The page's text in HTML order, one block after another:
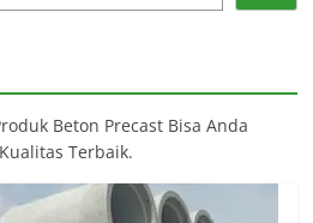
Beton Precast Bisa Anda
Terbaik.